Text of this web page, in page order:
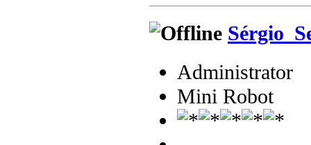
Administrator
Mini Robot